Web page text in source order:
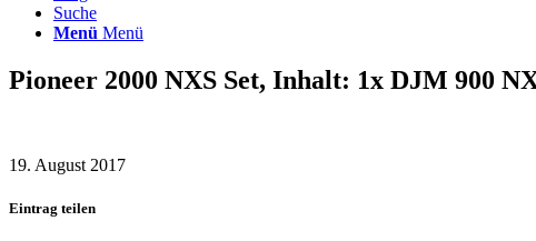
Suche
Menü Menü
Pioneer 2000 NXS Set, Inhalt: 1x DJM 900
19. August 2017
Eintrag teilen